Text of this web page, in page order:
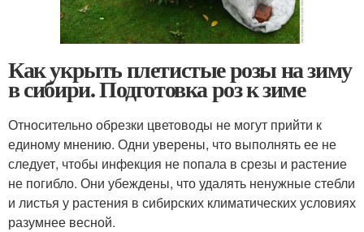
Как укрыть плетистые розы на зиму
в сибири. Подготовка роз к зиме
Относительно обрезки цветоводы не могут прийти к
единому мнению. Одни уверены, что выполнять ее не
следует, чтобы инфекция не попала в срезы и растение
не погибло. Они убеждены, что удалять ненужные стебли
и листья у растения в сибирских климатических условиях
разумнее весной.